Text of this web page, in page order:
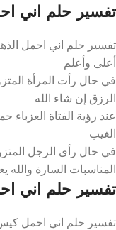
تفسير حلم اني
تفسير حلم اني احمل
أعلى وأعلم
في حال رأت المرأة
الرزق إن شاء الله
عند رؤية الفتاة
الغيب
في حال رأى الرجل
المناسبات السارة والله
تفسير حلم اني
تفسير حلم اني احمل